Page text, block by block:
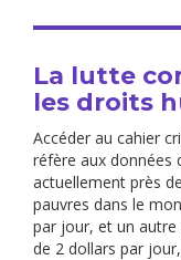
La lutte
les droits
Accéder au cahier
réfère aux données
actuellement près
pauvres dans le
par jour, et un autre
de 2 dollars par